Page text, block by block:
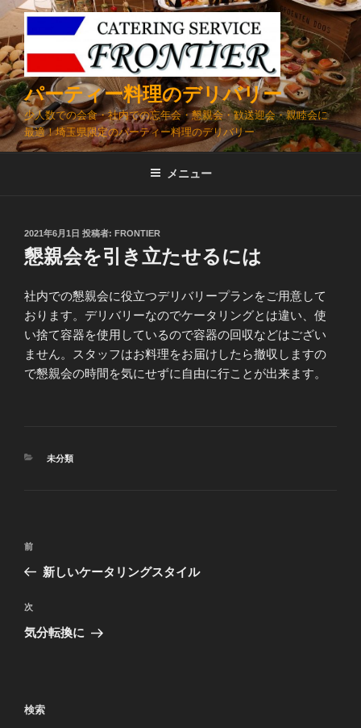
コ
テ
ン
ツ
へ
ス
キ
パーティー料理のデリバリー
少人数での会食・社内での忘年会・懇親会・歓送迎会・親睦会に
最適！埼玉県限定のパーティー料理のデリバリー
メニュー
投
稿
日:
2021年6月1日 投稿者: FRONTIER
懇親会を引き立たせるには
社内での懇親会に役立つデリバリープランをご用意して
おります。デリバリーなのでケータリングとは違い、使
い捨て容器を使用しているので容器の回収などはござい
ません。スタッフはお料理をお届けしたら撤収しますの
で懇親会の時間を気にせずに自由に行ことが出来ます。
カ
未分類
投
ビ
ゲ
ン
前
の
稿
前
新しいケータリングスタイル
次
の
次
気分転換に
検索